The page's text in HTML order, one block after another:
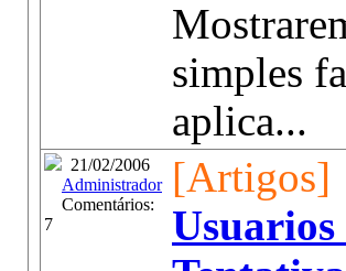
simples
aplica...
21/02/2006
Administrador
Comentários:
7
[Artigos]